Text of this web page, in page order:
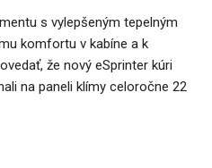
s vylepšeným tepelným
komfortu v kabíne a k
že nový eSprinter kúri
na paneli klímy celoročne 22